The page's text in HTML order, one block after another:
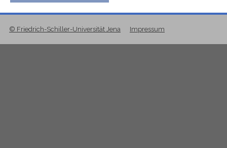
© Friedrich-Schiller-Universität Jena Impressum